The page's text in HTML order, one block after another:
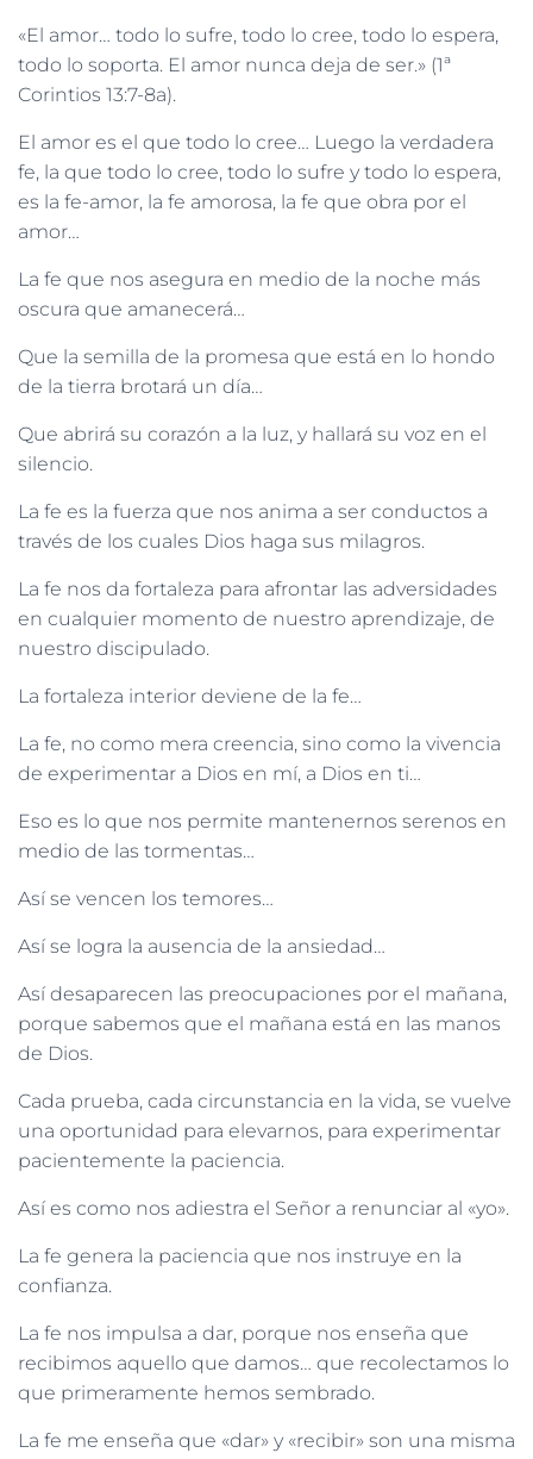
«El amor… todo lo sufre, todo lo cree, todo lo espera,
todo lo soporta. El amor nunca deja de ser.» (1ª
Corintios 13:7-8a).
El amor es el que todo lo cree… Luego la verdadera
fe, la que todo lo cree, todo lo sufre y todo lo espera,
es la fe-amor, la fe amorosa, la fe que obra por el
amor…
La fe que nos asegura en medio de la noche más
oscura que amanecerá…
Que la semilla de la promesa que está en lo hondo
de la tierra brotará un día…
Que abrirá su corazón a la luz, y hallará su voz en el
silencio.
La fe es la fuerza que nos anima a ser conductos a
través de los cuales Dios haga sus milagros.
La fe nos da fortaleza para afrontar las adversidades
en cualquier momento de nuestro aprendizaje, de
nuestro discipulado.
La fortaleza interior deviene de la fe…
La fe, no como mera creencia, sino como la vivencia
de experimentar a Dios en mí, a Dios en ti…
Eso es lo que nos permite mantenernos serenos en
medio de las tormentas…
Así se vencen los temores…
Así se logra la ausencia de la ansiedad…
Así desaparecen las preocupaciones por el mañana,
porque sabemos que el mañana está en las manos
de Dios.
Cada prueba, cada circunstancia en la vida, se vuelve
una oportunidad para elevarnos, para experimentar
pacientemente la paciencia.
Así es como nos adiestra el Señor a renunciar al «yo».
La fe genera la paciencia que nos instruye en la
confianza.
La fe nos impulsa a dar, porque nos enseña que
recibimos aquello que damos… que recolectamos lo
que primeramente hemos sembrado.
La fe me enseña que «dar» y «recibir» son una misma